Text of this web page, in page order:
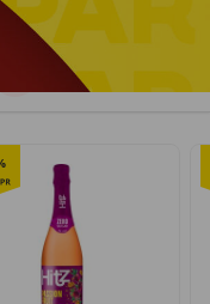
Recolha grátis
com o Click&Go